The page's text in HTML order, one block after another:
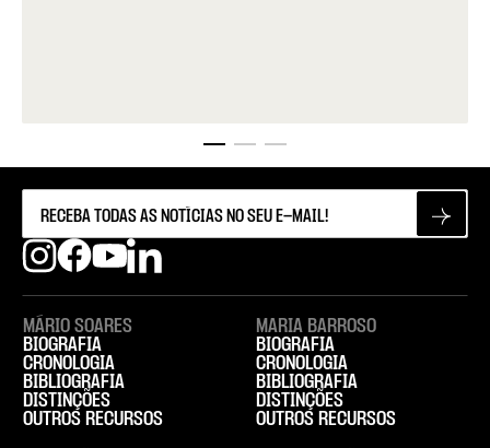
MÁRIO SOARES
BIOGRAFIA
CRONOLOGIA
BIBLIOGRAFIA
DISTINÇÕES
OUTROS RECURSOS
MARIA BARROSO
BIOGRAFIA
CRONOLOGIA
BIBLIOGRAFIA
DISTINÇÕES
OUTROS RECURSOS